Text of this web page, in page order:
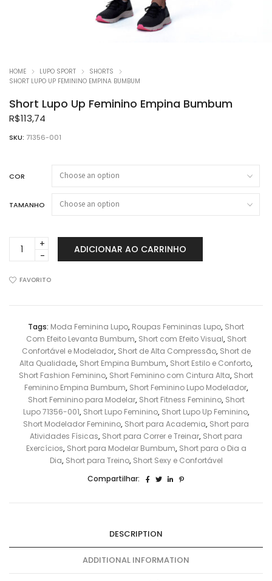
HOME LUPO SPORT
SHORTS
SHORT LUPO UP FEMININO EMPINA BUMBUM
Short Lupo Up Feminino Empina Bumbum
R$113,74
SKU: 71356-001
COR
TAMANHO
Short
Lupo
Feminino
ADICIONAR AO CARRINHO
FAVORITO
Tags: Moda Feminina Lupo, Roupas Femininas Lupo, Short
Com Efeito Levanta Bumbum, Short com Efeito Visual, Short
Confortável e Modelador, Short de Alta Compressão, Short de
Alta Qualidade, Short Empina Bumbum, Short Estilo e Conforto,
Short Fashion Feminino, Short Feminino com Cintura Alta, Short
Feminino Empina Bumbum, Short Feminino Lupo Modelador,
Short Feminino para Modelar, Short Fitness Feminino, Short
Lupo 71356-001, Short Lupo Feminino, Short Lupo Up Feminino,
Short Modelador Feminino, Short para Academia, Short para
Atividades Físicas, Short para Correr e Treinar, Short para
Exercícios, Short para Modelar Bumbum, Short para o Dia a
Dia, Short para Treino, Short Sexy e Confortável
Compartilhar:
DESCRIPTION
ADDITIONAL INFORMATION